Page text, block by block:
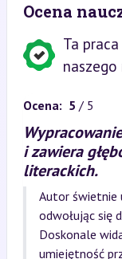
Ocena
Ta
Ocena: 5 / 5
i zawiera
literackich.
Autor świetnie
odwołując się
Doskonale
umiejętność